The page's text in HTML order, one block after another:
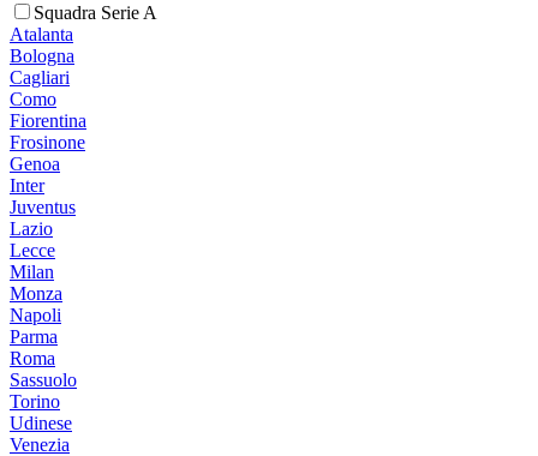
Squadra Serie A
Atalanta
Bologna
Cagliari
Como
Fiorentina
Frosinone
Genoa
Inter
Juventus
Lazio
Lecce
Milan
Monza
Napoli
Parma
Roma
Sassuolo
Torino
Udinese
Venezia